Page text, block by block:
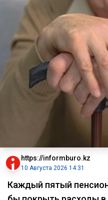
https://informburo.kz
10 Августа 2026 14:31
Каждый пятый